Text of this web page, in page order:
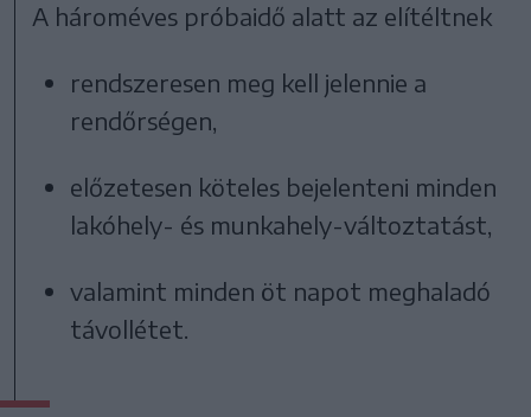
A hároméves próbaidő alatt az elítéltnek
rendszeresen meg kell jelennie a
rendőrségen,
előzetesen köteles bejelenteni minden
lakóhely- és munkahely-változtatást,
valamint minden öt napot meghaladó
távollétet.